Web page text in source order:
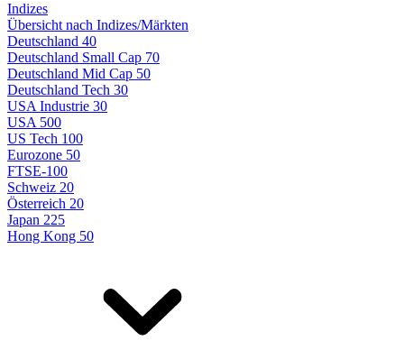
Indizes
Übersicht nach Indizes/Märkten
Deutschland 40
Deutschland Small Cap 70
Deutschland Mid Cap 50
Deutschland Tech 30
USA Industrie 30
USA 500
US Tech 100
Eurozone 50
FTSE-100
Schweiz 20
Österreich 20
Japan 225
Hong Kong 50